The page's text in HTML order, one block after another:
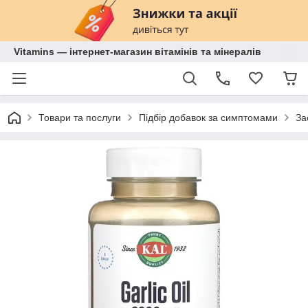
Vitamins — інтернет-магазин вітамінів та мінералів
Товари та послуги Підбір добавок за симптомами